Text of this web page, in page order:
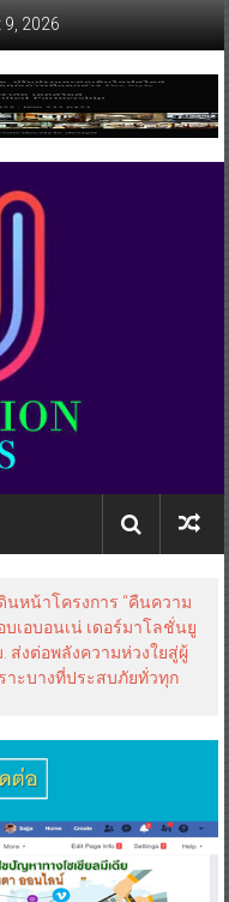
9, 2026
นหน้าโครงการ “คืนความ
เอบอนเน่ เดอร์มาโลชั่นยู
ส่งต่อพลังความห่วงใยสู่ผู้
าะบางที่ประสบภัยทั่วทุก